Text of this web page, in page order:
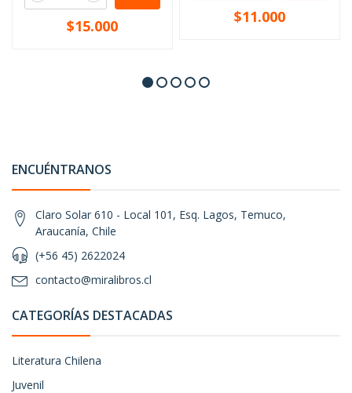
$15.000 $11.000
ENCUÉNTRANOS
Claro Solar 610 - Local 101, Esq. Lagos, Temuco,
Araucanía, Chile
(+56 45) 2622024
contacto@miralibros.cl
CATEGORÍAS DESTACADAS
Literatura Chilena
Juvenil